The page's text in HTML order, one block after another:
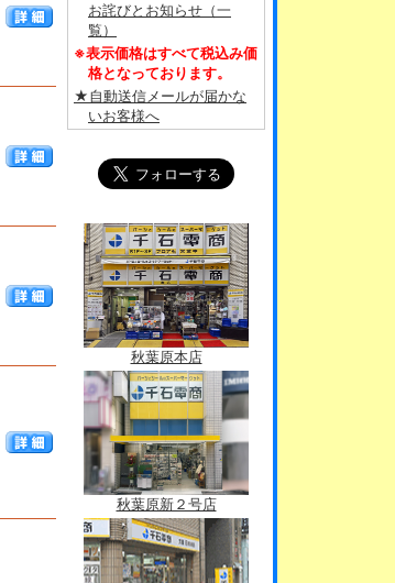
お詫びとお知らせ（一
覧）
※表示価格はすべて税込み価
格となっております。
★自動送信メールが届かな
いお客様へ
秋葉原本店
秋葉原新２号店